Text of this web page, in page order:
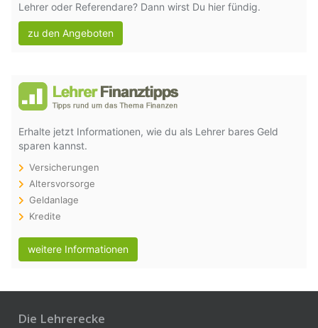
Lehrer oder Referendare? Dann wirst Du hier fündig.
zu den Angeboten
Erhalte jetzt Informationen, wie du als Lehrer bares Geld
sparen kannst.
Versicherungen
Altersvorsorge
Geldanlage
Kredite
weitere Informationen
Die Lehrerecke